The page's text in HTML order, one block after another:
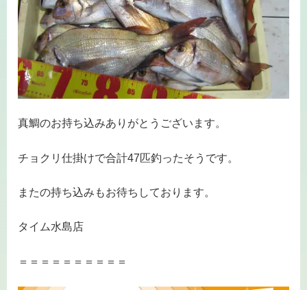
真鯛のお持ち込みありがとうございます。
チョクリ仕掛けで合計47匹釣ったそうです。
またの持ち込みもお待ちしております。
タイム水島店
＝＝＝＝＝＝＝＝＝＝